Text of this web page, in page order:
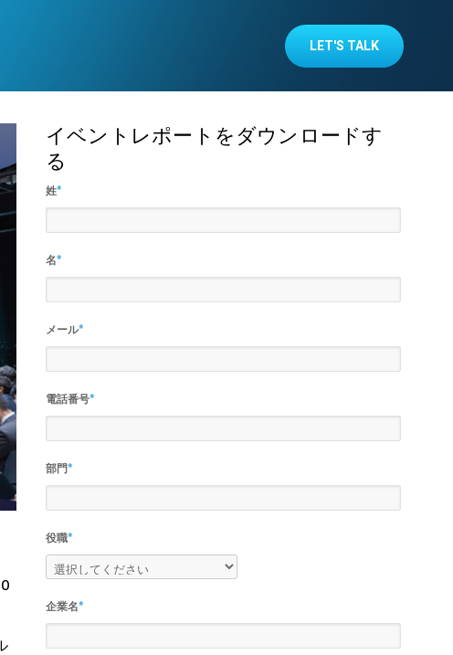
LET'S TALK
イベントレポートをダウンロードす
る
姓*
名*
メール*
電話番号*
部門*
役職*
企業名*